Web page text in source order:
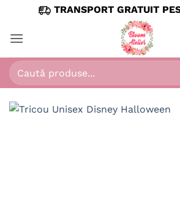
content
TRANSPORT GRATUIT
Caută
după: